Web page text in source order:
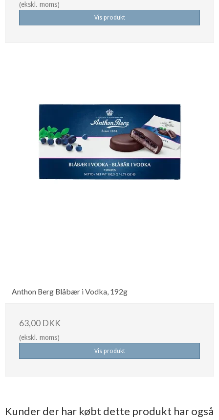
(ekskl. moms)
Vis produkt
Anthon Berg Blåbær i Vodka, 192g
63,00 DKK
(ekskl. moms)
Vis produkt
Kunder der har købt dette produkt har også